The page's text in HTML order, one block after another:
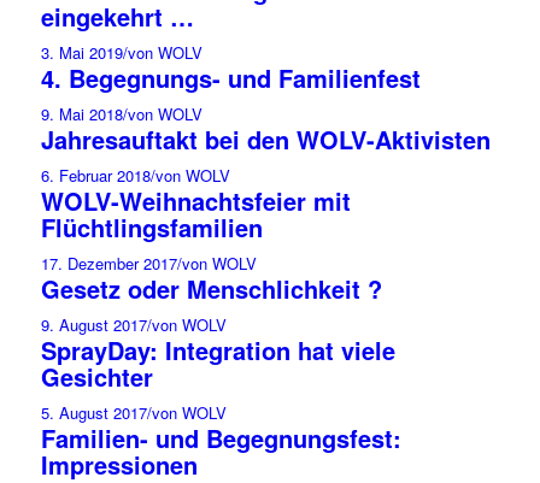
eingekehrt …
3. Mai 2019/von WOLV
4. Begegnungs- und Familienfest
9. Mai 2018/von WOLV
Jahresauftakt bei den WOLV-Aktivisten
6. Februar 2018/von WOLV
WOLV-Weihnachtsfeier mit
Flüchtlingsfamilien
17. Dezember 2017/von WOLV
Gesetz oder Menschlichkeit ?
9. August 2017/von WOLV
SprayDay: Integration hat viele
Gesichter
5. August 2017/von WOLV
Familien- und Begegnungsfest:
Impressionen